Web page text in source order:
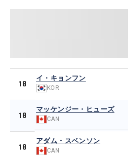
18
イ・キョンフン
KOR
18
マッケンジー・ヒューズ
CAN
18
アダム・スベンソン
CAN